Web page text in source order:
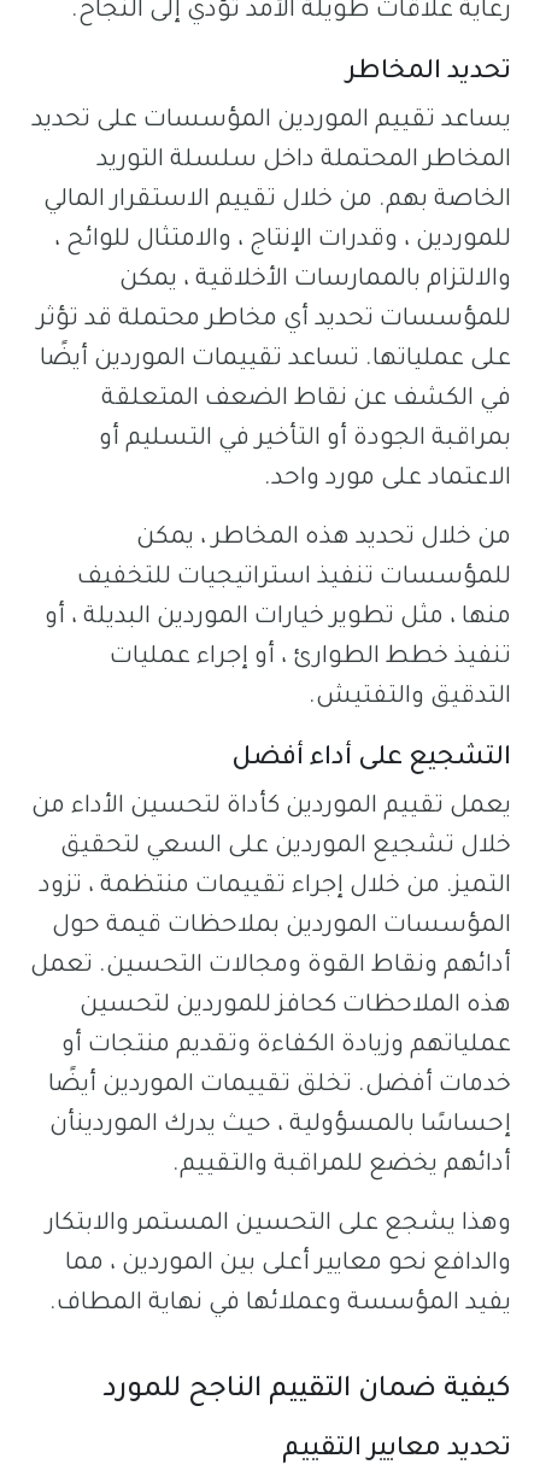
رعاية علاقات طويلة الأمد تؤدي إلى النجاح.
تحديد المخاطر
يساعد تقييم الموردين المؤسسات على تحديد
المخاطر المحتملة داخل سلسلة التوريد
الخاصة بهم. من خلال تقييم الاستقرار المالي
للموردين ، وقدرات الإنتاج ، والامتثال للوائح ،
والالتزام بالممارسات الأخلاقية ، يمكن
للمؤسسات تحديد أي مخاطر محتملة قد تؤثر
على عملياتها. تساعد تقييمات الموردين أيضًا
في الكشف عن نقاط الضعف المتعلقة
بمراقبة الجودة أو التأخير في التسليم أو
الاعتماد على مورد واحد.
من خلال تحديد هذه المخاطر ، يمكن
للمؤسسات تنفيذ استراتيجيات للتخفيف
منها ، مثل تطوير خيارات الموردين البديلة ، أو
تنفيذ خطط الطوارئ ، أو إجراء عمليات
التدقيق والتفتيش.
التشجيع على أداء أفضل
يعمل تقييم الموردين كأداة لتحسين الأداء من
خلال تشجيع الموردين على السعي لتحقيق
التميز. من خلال إجراء تقييمات منتظمة ، تزود
المؤسسات الموردين بملاحظات قيمة حول
أدائهم ونقاط القوة ومجالات التحسين. تعمل
هذه الملاحظات كحافز للموردين لتحسين
عملياتهم وزيادة الكفاءة وتقديم منتجات أو
خدمات أفضل. تخلق تقييمات الموردين أيضًا
إحساسًا بالمسؤولية ، حيث يدرك الموردينأن
أدائهم يخضع للمراقبة والتقييم.
وهذا يشجع على التحسين المستمر والابتكار
والدافع نحو معايير أعلى بين الموردين ، مما
يفيد المؤسسة وعملائها في نهاية المطاف.
كيفية ضمان التقييم الناجح للمورد
تحديد معايير التقييم